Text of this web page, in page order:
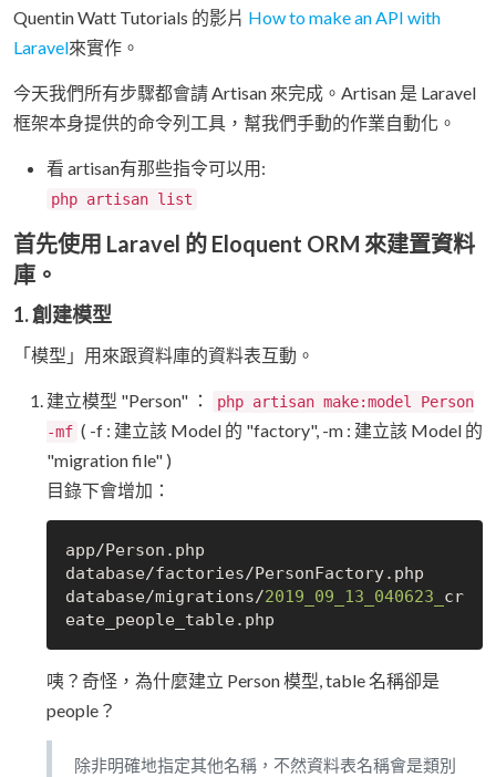
Quentin Watt Tutorials 的影片 How to make an API with
Laravel來實作。
今天我們所有步驟都會請 Artisan 來完成。Artisan 是 Laravel
框架本身提供的命令列工具，幫我們手動的作業自動化。
看 artisan有那些指令可以用:
php artisan list
首先使用 Laravel 的 Eloquent ORM 來建置資料
庫。
1. 創建模型
「模型」用來跟資料庫的資料表互動。
建立模型 "Person" ：
php artisan make:model Person
-mf ( -f : 建立該 Model 的 "factory", -m : 建立該 Model 的
"migration file" )
目錄下會增加：
app/Person . php
database/factories/PersonFactory. php
database/migrations/2019_09_13_040623_ cr
咦？奇怪，為什麼建立 Person 模型, table 名稱卻是
people？
除非明確地指定其他名稱，不然資料表名稱會是類別